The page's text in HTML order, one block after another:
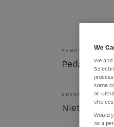
FUNCTIE
Pedagoog
ERVARING
Niet nader
We
We and
some
or
Would
as a